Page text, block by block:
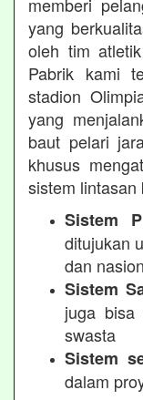
memberi
yang
oleh tim
Pabrik kami
stadion
yang
baut pelari
khusus
sistem lintasan
Sistem
ditujukan
dan
Sistem
juga bisa
swasta
Sistem
dalam